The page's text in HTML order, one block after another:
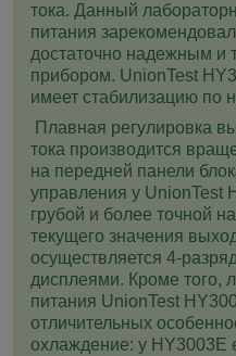
тока. Данный
питания
достаточно надежным и
прибором. UnionTest
имеет стабилизацию по
Плавная регулировка
тока производится
на передней панели
управления у UnionTest
грубой и более точной
текущего значения
осуществляется 4-
дисплеями. Кроме того,
питания UnionTest
отличительных
охлаждение: у HY3003E